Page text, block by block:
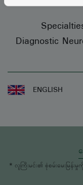
Diagnostic
ENGLISH
* လူကြီးမင်း၏ စုံစမ်းမေးမြန်း